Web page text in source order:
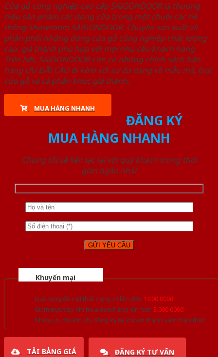
Cửa gỗ công nghiệp cao cấp SAIGONDOOR là thương
hiệu sản phẩm các dòng cửa trong một chuỗi các hệ
thống Showroom SAIGONDOOR. Chuyên sản xuất và
phân phối những dòng cửa gỗ công nghiệp chất lượng
cao, giá thành phù hợp với mọi nhu cầu khách hàng.
Trên hết, SAIGONDOOR còn có những chính sách bán
hàng ƯU ĐÃI CAO đi kèm với sự đa dạng về mẫu mã, loại
cửa gỗ và cả phân khúc giá thành.
MUA HÀNG NHANH
ĐĂNG KÝ
MUA HÀNG NHANH
Chúng tôi sẽ liên lạc lại với quý khách trong thời
gian ngắn nhất
Khuyến mại
Quà tặng đồ nội thất trang trí lên đến 1.000.000đ
Giảm trực tiếp khi mua đơn hàng lớn hơn 3.000.000đ
Nhiều ưu đãi lớn khi đăng ký tài khoản thành viên thân thiết
TẢI BẢNG GIÁ ĐĂNG KÝ TƯ VẤN